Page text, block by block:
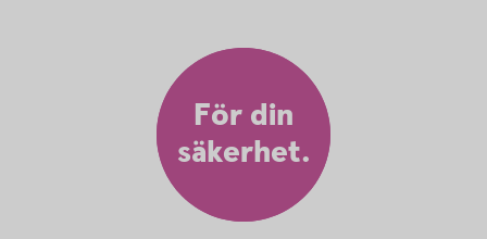
För din
säkerhet.